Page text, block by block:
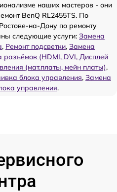
наших мастеров - они
BenQ RL2455TS. По
на-Дону по ремонту
следующие услуги: Замена
, Ремонт подсветки, Замена
разъёмов (HDMI, DVI, Дисплей
(мат.платы, мейн платы),
блока управления, Замена
управления.